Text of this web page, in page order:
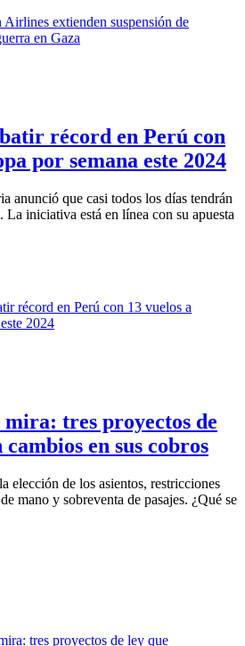
récord en Perú con
por semana este 2024
anunció que casi todos los días tendrán
La iniciativa está en línea con su apuesta
tres proyectos de
en sus cobros
elección de los asientos, restricciones
mano y sobreventa de pasajes. ¿Qué se